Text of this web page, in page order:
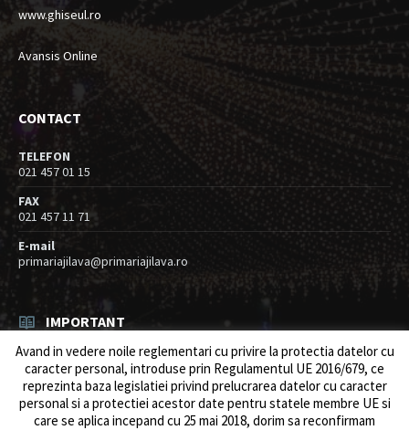
www.ghiseul.ro
Avansis Online
CONTACT
TELEFON
021 457 01 15
FAX
021 457 11 71
E-mail
primariajilava@primariajilava.ro
IMPORTANT
Rezultat concurs expert – proba scrisa
06/08/2026 inResurse umane / Achizitii
Anunt concurs
Avand in vedere noile reglementari cu privire la protectia datelor cu
caracter personal, introduse prin Regulamentul UE 2016/679, ce
reprezinta baza legislatiei privind prelucrarea datelor cu caracter
personal si a protectiei acestor date pentru statele membre UE si
care se aplica incepand cu 25 mai 2018, dorim sa reconfirmam